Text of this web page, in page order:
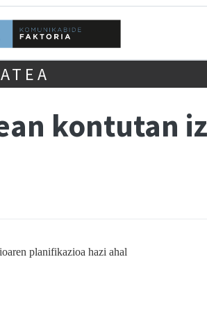
kontutan
planifikazioa hazi ahal